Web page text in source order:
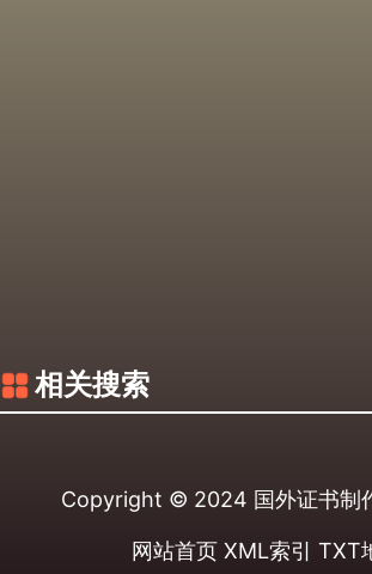
相关搜索
Copyright © 2024 国外证书制
网站首页 XML索引 TXT